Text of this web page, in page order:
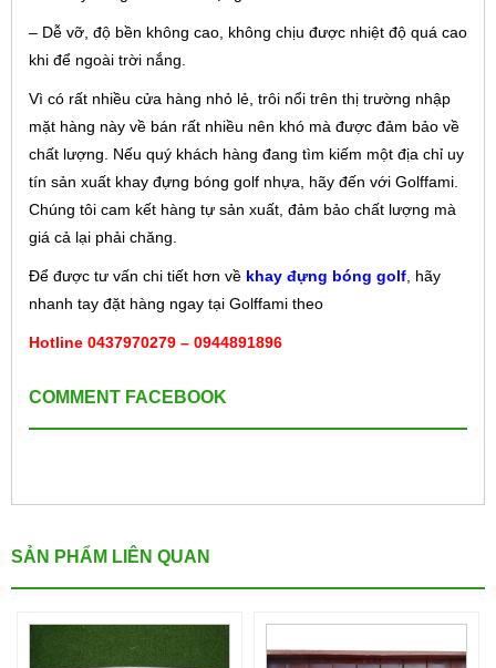
– Dễ vỡ, độ bền không cao, không chịu được nhiệt độ quá cao
khi để ngoài trời nắng.
Vì có rất nhiều cửa hàng nhỏ lẻ, trôi nổi trên thị trường nhập
mặt hàng này về bán rất nhiều nên khó mà được đảm bảo về
chất lượng. Nếu quý khách hàng đang tìm kiếm một địa chỉ uy
tín sản xuất khay đựng bóng golf nhựa, hãy đến với Golffami.
Chúng tôi cam kết hàng tự sản xuất, đảm bảo chất lượng mà
giá cả lại phải chăng.
Để được tư vấn chi tiết hơn về khay đựng bóng golf , hãy
nhanh tay đặt hàng ngay tại Golffami theo
Hotline 0437970279 – 0944891896
COMMENT FACEBOOK
SẢN PHẨM LIÊN QUAN